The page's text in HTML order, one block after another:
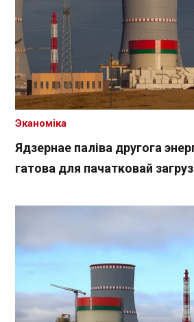
Ядзернае паліва другога
гатова для пачатковай
Эканоміка